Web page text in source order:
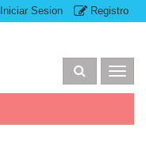
Iniciar Sesion Registro